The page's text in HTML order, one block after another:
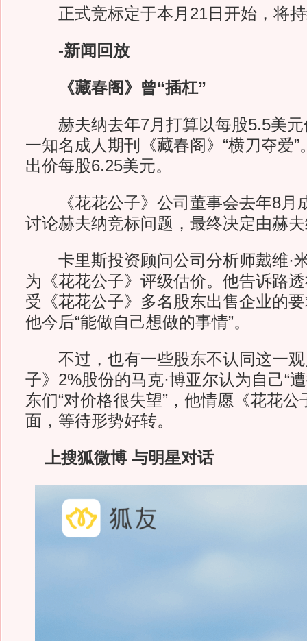
正式竞标定于本月21日开始，将持
-新闻回放
《藏春阁》曾“插杠”
赫夫纳去年7月打算以每股5.5美元
一知名成人期刊《藏春阁》“横刀夺爱
出价每股6.25美元。
《花花公子》公司董事会去年8月
讨论赫夫纳竞标问题，最终决定由赫
卡里斯投资顾问公司分析师戴维·
为《花花公子》评级估价。他告诉路
受《花花公子》多名股东出售企业的
他今后“能做自己想做的事情”。
不过，也有一些股东不认同这一观
子》2%股份的马克·博亚尔认为自己“
东们“对价格很失望”，他情愿《花花
面，等待形势好转。
上搜狐微博 与明星对话